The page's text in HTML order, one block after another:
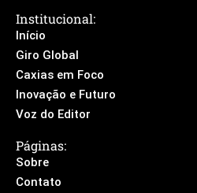
Institucional:
Início
Giro Global
Caxias em Foco
Inovação e Futuro
Voz do Editor
Páginas:
Sobre
Contato